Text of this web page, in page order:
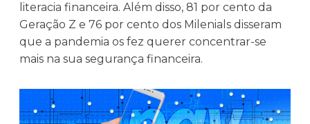
literacia financeira. Além disso, 81 por cento da
Geração Z e 76 por cento dos Milenials disseram
que a pandemia os fez querer concentrar-se
mais na sua segurança financeira.